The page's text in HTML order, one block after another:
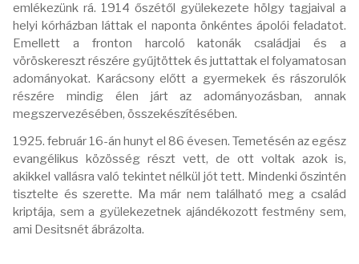
emlékezünk rá. 1914 őszétől gyülekezete hölgy tagjaival a
helyi kórházban láttak el naponta önkéntes ápolói feladatot.
Emellett a fronton harcoló katonák családjai és a
vöröskereszt részére gyűjtöttek és juttattak el folyamatosan
adományokat. Karácsony előtt a gyermekek és rászorulók
részére mindig élen járt az adományozásban, annak
megszervezésében, összekészítésében.
1925. február 16-án hunyt el 86 évesen. Temetésén az egész
evangélikus közösség részt vett, de ott voltak azok is,
akikkel vallásra való tekintet nélkül jót tett. Mindenki őszintén
tisztelte és szerette. Ma már nem található meg a család
kriptája, sem a gyülekezetnek ajándékozott festmény sem,
ami Desitsnét ábrázolta.